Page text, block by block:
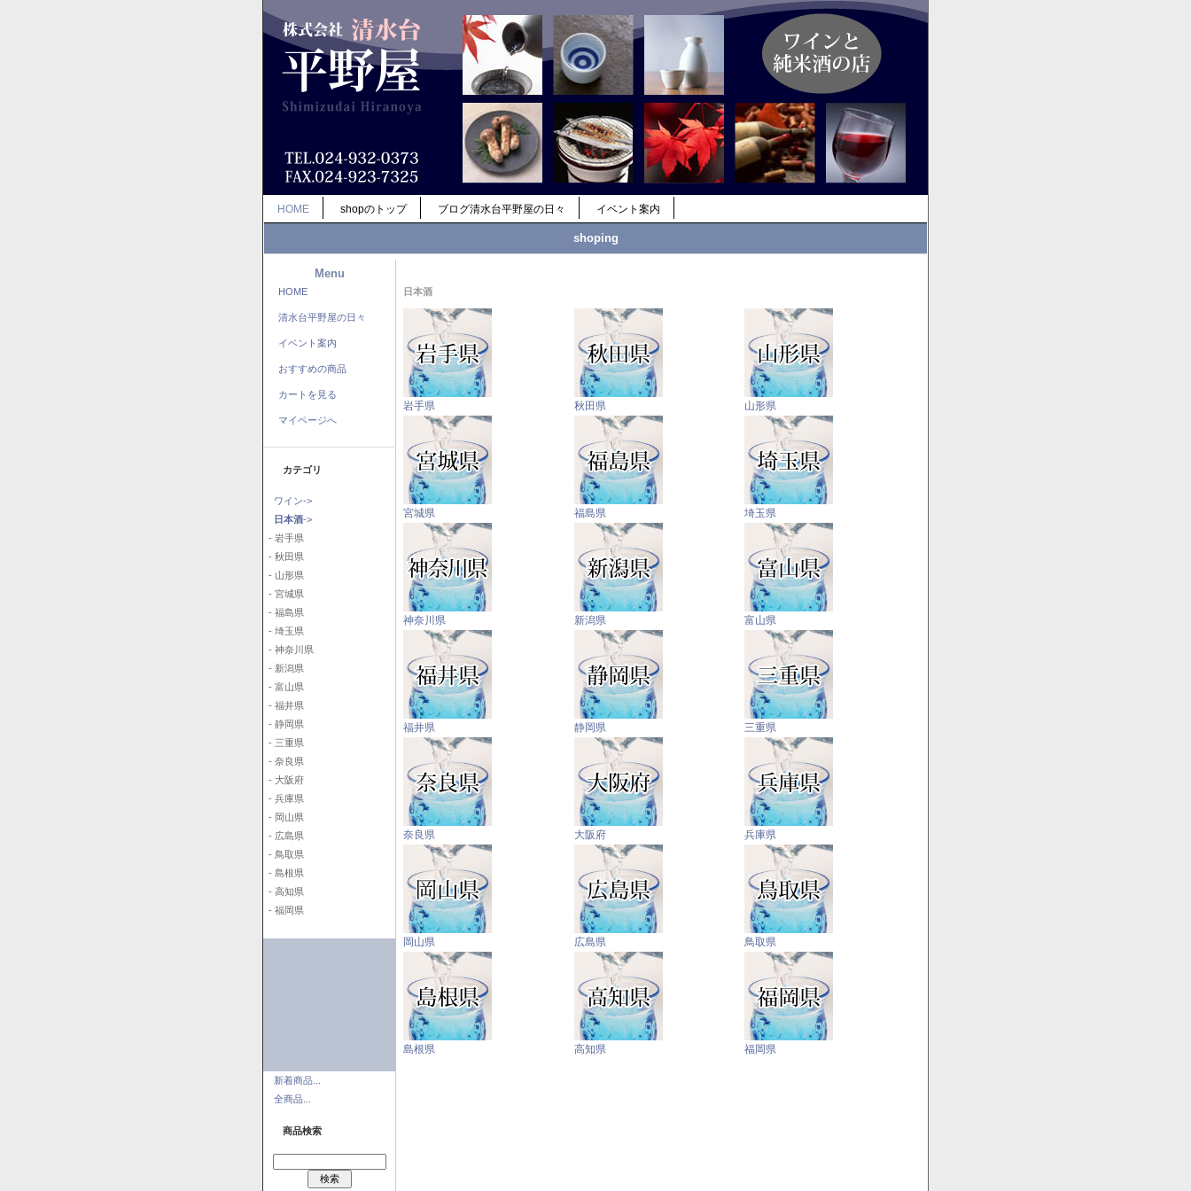
HOME shopのトップ ブログ清水台平野屋の日々 イベント案内
shoping
Menu
HOME
清水台平野屋の日々
イベント案内
おすすめの商品
カートを見る
マイページへ
カテゴリ
ワイン->
日本酒->
- 岩手県
- 秋田県
- 山形県
- 宮城県
- 福島県
- 埼玉県
- 神奈川県
- 新潟県
- 富山県
- 福井県
- 静岡県
- 三重県
- 奈良県
- 大阪府
- 兵庫県
- 岡山県
- 広島県
- 鳥取県
- 島根県
- 高知県
- 福岡県
新着商品...
全商品...
商品検索
日本酒
岩手県 秋田県 山形県
宮城県 福島県 埼玉県
神奈川県 新潟県 富山県
福井県 静岡県 三重県
奈良県 大阪府 兵庫県
岡山県 広島県 鳥取県
島根県 高知県 福岡県